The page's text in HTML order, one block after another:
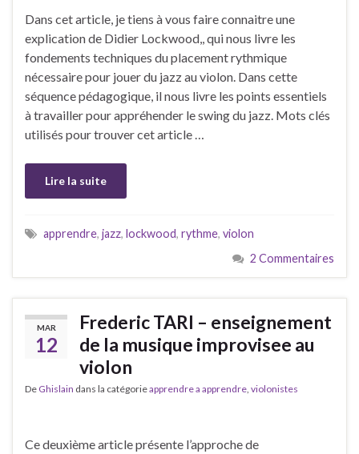
Dans cet article, je tiens à vous faire connaitre une
explication de Didier Lockwood,, qui nous livre les
fondements techniques du placement rythmique
nécessaire pour jouer du jazz au violon. Dans cette
séquence pédagogique, il nous livre les points essentiels
à travailler pour appréhender le swing du jazz. Mots clés
utilisés pour trouver cet article …
Lire la suite
apprendre, jazz, lockwood, rythme, violon
2 Commentaires
MAR
12
Frederic TARI – enseignement
de la musique improvisee au
violon
De Ghislain dans la catégorieapprendre a apprendre violonistes
Ce deuxième article présente l’approche de